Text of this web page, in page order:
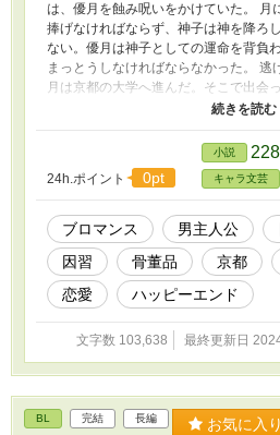
は、優月を蝕み呪いをかけていた。 月
捧げなければならず、神子は神を降ろ
ない。優月は神子としての運命を背負
まっとうしなければならなかった。 逃
月は京都の大学へ進んだ。そこで出会
ュカだった。 異国の人でありながら日
も豊富。人当たりもよく、けれど自分
リアスな男だった。 リュカに誘われる
った。彼は「日本で探しているものが
期限が迫る中、優月は何かと助けてく
めた──。
24h.ポイント 0pt
小説
キャラ文芸
ブロマンス 男主人公
因習
骨董品 京都
恋愛
ハッピーエンド
文字数 103,638 最終更新日
BL 完結 長編 お気に入